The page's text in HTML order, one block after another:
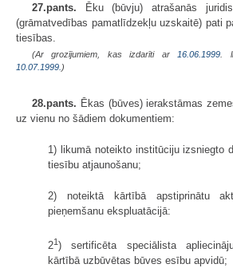
27.pants. Ēku (būvju) atrašanās
(grāmatvedības pamatlīdzekļu uzskaitē) pati
tiesības.
(Ar grozījumiem, kas izdarīti ar 16.06.1999 .
10.07.1999. )
28.pants. Ēkas (būves) ierakstāmas
uz vienu no šādiem dokumentiem:
1) likumā noteikto institūciju izsniegto
tiesību atjaunošanu;
2) noteiktā kārtībā apstiprinātu
pieņemšanu ekspluatācijā:
21) sertificēta speciālista
kārtībā uzbūvētas būves esību apvidū;